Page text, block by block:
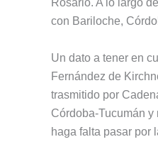
Rosario. A lo largo
con Bariloche,
Un dato a tener en
Fernández de
trasmitido por
Córdoba-Tucumán
haga falta pasar por